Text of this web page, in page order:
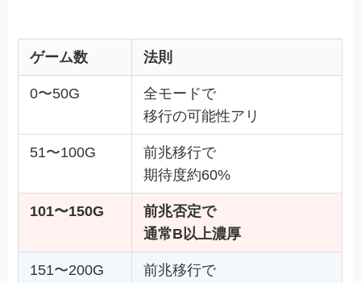
ゲーム数 法則
0〜50G
全モードで
移行の可能性アリ
51〜100G
前兆移行で
期待度約60%
101〜150G
前兆否定で
通常B以上濃厚
151〜200G
前兆移行で